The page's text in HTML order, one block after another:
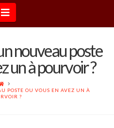
Navigation
nouveau poste
un à pourvoir ?
ACCUEIL
POSTE OU VOUS EN AVEZ UN À
?